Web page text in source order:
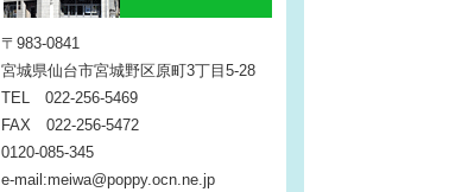
〒983-0841
宮城県仙台市宮城野区原町3丁目5-28
TEL 022-256-5469
FAX 022-256-5472
0120-085-345
e-mail:meiwa@poppy.ocn.ne.jp